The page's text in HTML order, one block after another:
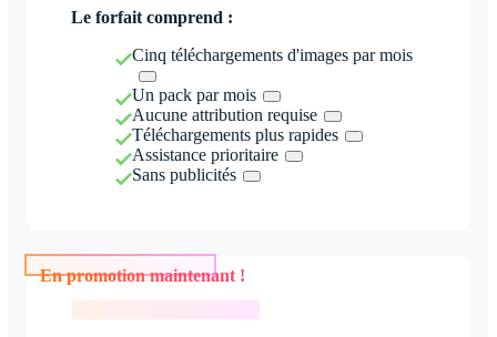
Le forfait comprend :
Cinq téléchargements d'images par mois
Un pack par mois
Aucune attribution requise
Téléchargements plus rapides
Assistance prioritaire
Sans publicités
En promotion maintenant !